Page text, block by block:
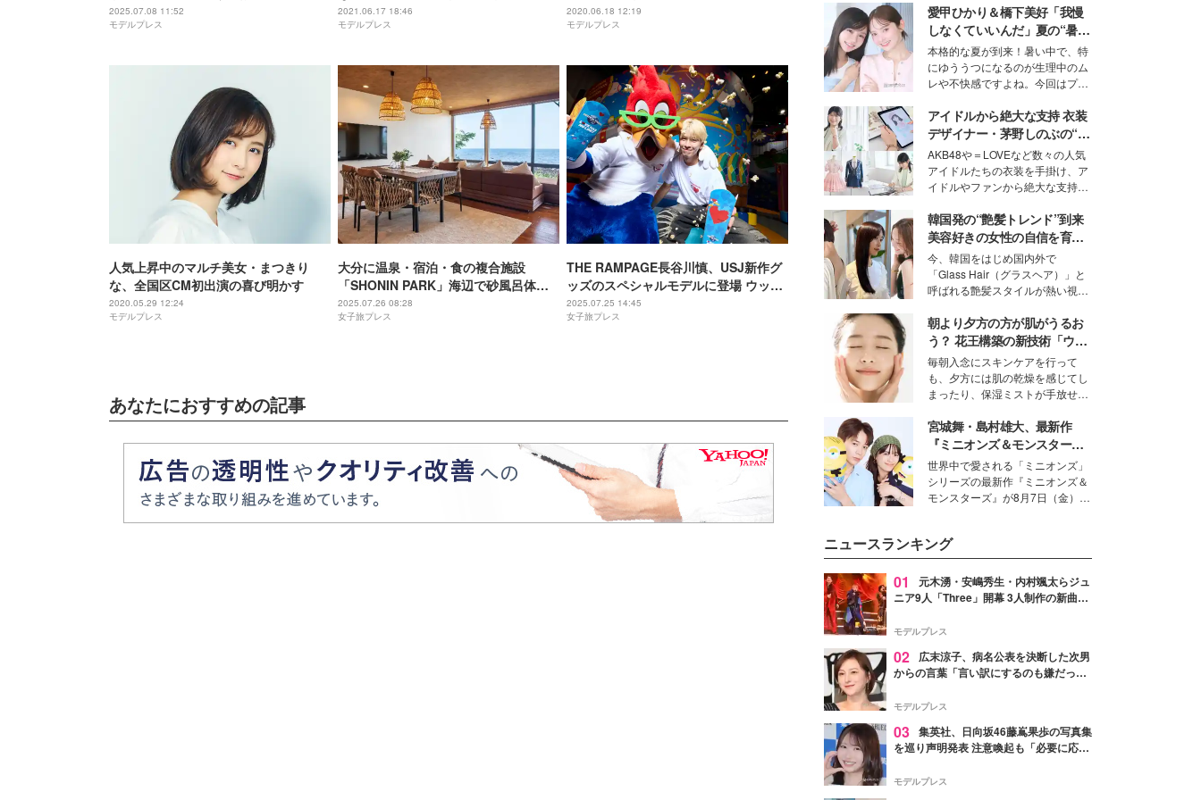
反響「幸せいっぱい」「素敵な写真」
2025.07.08 11:52
モデルプレス
2021.06.17 18:46
モデルプレス
知っておくべき注目の美女4人【モデル
プレスNEXT／vol.13】
2020.06.18 12:19
モデルプレス
人気上昇中のマルチ美女・まつきり
な、全国区CM初出演の喜び明かす
2020.05.29 12:24
モデルプレス
大分に温泉・宿泊・食の複合施設
「SHONIN PARK」海辺で砂風呂体験
も
2025.07.26 08:28
女子旅プレス
THE RAMPAGE長谷川慎、USJ新作グ
ッズのスペシャルモデルに登場 ウッド
ペッカーとおそろコーデ披露
2025.07.25 14:45
女子旅プレス
あなたにおすすめの記事
愛甲ひかり＆橋下美好「我慢
しなくていいんだ」夏の“暑さ
対策”の新しい選択肢とは？
本格的な夏が到来！暑い中で、特
にゆううつになるのが生理中のム
レや不快感ですよね。今回はプラ
モデル・愛甲ひかりさんと橋下美
好さんを迎えて本音で女子会トー
ク。猛暑のお出かけを快適に過ご
すヒントや、2人が感動した夏の
生理の新常識にも迫りました。
アイドルから絶大な支持 衣装
デザイナー・茅野しのぶの“可
愛い”を作る美学＜「シチズン
クロスシー」インタビュー＞
AKB48や＝LOVEなど数々の人気
アイドルたちの衣装を手掛け、ア
イドルやファンから絶大な支持を
取締役兼クリエイティブディレク
ター・茅野しのぶ。一人ひとりの
個性に寄り添い、魅力を引き出す
衣装作りは、多くの女性たちに勇
気と自信を与え続けている。
韓国発の“艶髪トレンド”到来
美容好きの女性の自信を育む
「ヘアケア事情」って？
今、韓国をはじめ国内外で
「Glass Hair（グラスヘア）」と
呼ばれる艶髪スタイルが熱い視線
ションの完成度を高めるベースと
して、“髪そのものの美しさ”に改
めて注目する人が増えている様
子。今回は、そんな憧れの艶やか
な髪を日常で叶える、美容好きの
女性たちのヘアケア事情を紹介し
ます。
朝より夕方の方が肌がうるお
う？ 花王構築の新技術「ウォ
ーターキャプチャリングスキ
ン（捕水肌）」がスキンケア
の常識を変える予感
毎朝入念にスキンケアを行って
も、夕方には肌の乾燥を感じてし
まったり、保湿ミストが手放せな
な美容の常識を大きく変える可能
性を秘めた、革新的な「Water
Capturing Skin（ウォーターキャ
プチャリングスキン：捕水肌）」
技術を、花王が構築した。
宮城舞・島村雄大、最新作
『ミニオンズ＆モンスター
ズ』の魅力熱弁 ハチャメチャ
だけじゃない“友情と絆”に感
動
世界中で愛される「ミニオンズ」
シリーズの最新作『ミニオンズ＆
モンスターズ』が8月7日（金）に
デルの宮城舞と島村雄大の特別対
談をお届け！それぞれの視点か
ら、今作ならではの魅力や予想外
の感動をもたらす奥深いストーリ
た。
ニュースランキング
01
元木湧・安嶋秀生・内村颯太らジュ
ニア9人「Three」開幕 3人制作の新曲＆
進んで夢を掴みたい」【ゲネプロレポ】
モデルプレス
02
広末涼子、病名公表を決断した次男
からの言葉「言い訳にするのも嫌だっ
モデルプレス
03 集英社、日向坂46藤嶌果歩の写真集
を巡り声明発表 注意喚起も「必要に応じ
モデルプレス